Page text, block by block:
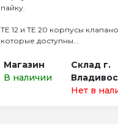
пайку.
TE 12 и TE 20 корпусы
которые доступны...
Магазин
В наличии
Склад г.
Нет в